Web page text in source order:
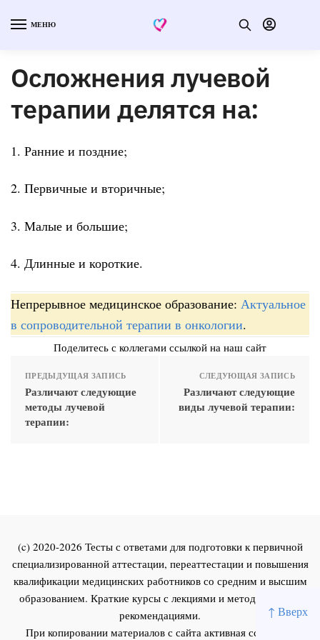
↑ Вверх
МЕНЮ
Осложнения лучевой
терапии делятся на:
1. Ранние и поздние;
2. Первичные и вторичные;
3. Малые и большие;
4. Длинные и короткие.
Непрерывное медицинское образование: Актуальное
в сопроводительной терапии в онкологии.
Поделитесь с коллегами ссылкой на наш сайт
ПРЕДЫДУЩАЯ ЗАПИСЬ
Различают следующие
методы лучевой
терапии:
СЛЕДУЮЩАЯ ЗАПИСЬ
Различают следующие
виды лучевой терапии:
(c) 2020-2026 Тесты с ответами для подготовки к первичной
специализированной аттестации, переаттестации и повышения
квалификации медицинских работников со средним и высшим
образованием. Краткие курсы с лекциями и методическими
рекомендациями.
При копировании материалов с сайта активная ссылка на